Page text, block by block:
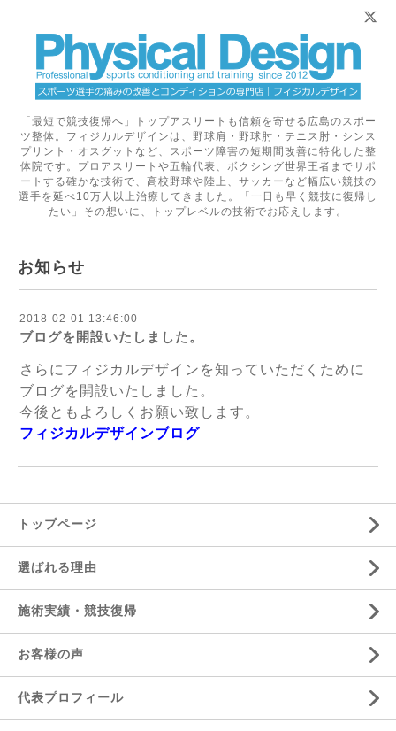
「最短で競技復帰へ」トップアスリートも信頼を寄せる広島のスポー
ツ整体。フィジカルデザインは、野球肩・野球肘・テニス肘・シンス
プリント・オスグットなど、スポーツ障害の短期間改善に特化した整
体院です。プロアスリートや五輪代表、ボクシング世界王者までサポ
ートする確かな技術で、高校野球や陸上、サッカーなど幅広い競技の
選手を延べ10万人以上治療してきました。「一日も早く競技に復帰し
たい」その想いに、トップレベルの技術でお応えします。
お知らせ
2018-02-01 13:46:00
ブログを開設いたしました。
さらにフィジカルデザインを知っていただくために
ブログを開設いたしました。
今後ともよろしくお願い致します。
フィジカルデザインブログ
トップページ
選ばれる理由
施術実績・競技復帰
お客様の声
代表プロフィール